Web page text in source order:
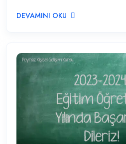
DEVAMINI OKU